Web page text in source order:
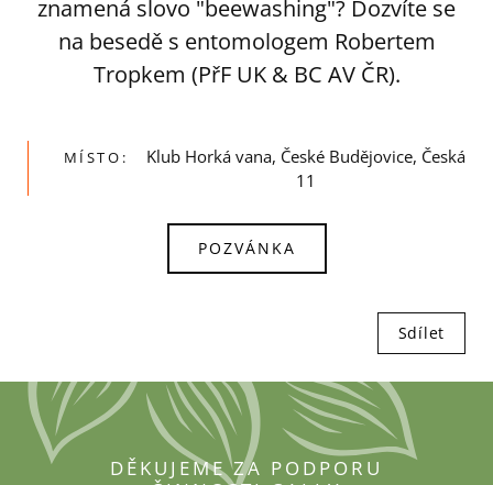
znamená slovo "beewashing"? Dozvíte se
na besedě s entomologem Robertem
Tropkem (PřF UK & BC AV ČR).
MÍSTO:
Klub Horká vana, České Budějovice, Česká
11
POZVÁNKA
Sdílet
DĚKUJEME ZA PODPORU